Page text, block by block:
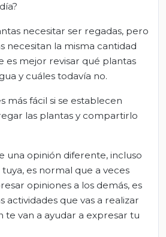
necesitar ser regadas, pero
necesitan la misma cantidad
es mejor revisar qué plantas
y cuáles todavía no.
más fácil si se establecen
las plantas y compartirlo
una opinión diferente, incluso
es normal que a veces
opiniones a los demás, es
actividades que vas a realizar
te van a ayudar a expresar tu